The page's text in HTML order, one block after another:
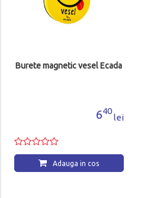
Burete magnetic vesel Ecada
640
lei
Adauga in cos